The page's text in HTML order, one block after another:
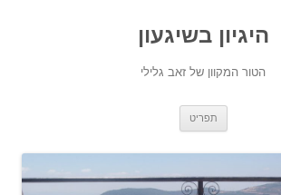
היגיון בשיגעון
הטור המקוון של זאב גלילי
תפריט